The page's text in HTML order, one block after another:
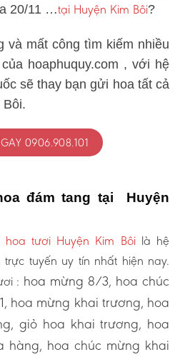
20/11 …tại Huyện Kim Bôi?
và mất công tìm kiếm nhiều
hoaphuquy.com , với hệ
sẽ thay bạn gửi hoa tất cả
Bôi.
0906.908.101
đám tang tại Huyện
hoa tươi Huyện Kim Bôilà hệ
tuyến uy tín nhất hiện nay.
: hoa mừng 8/3, hoa chúc
hoa mừng khai trương, hoa
giỏ hoa khai trương, hoa
hàng, hoa chúc mừng khai